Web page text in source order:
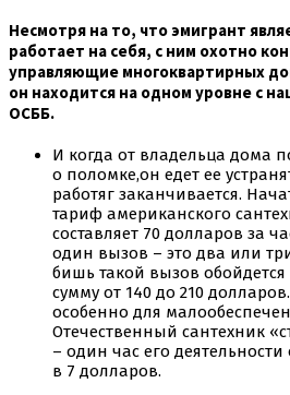
Несмотря на то, что эмигрант
работает на себя, с ним охотно
управляющие многоквартирных
он находится на одном уровне с
ОСББ.
И когда от владельца дома
о поломке,он едет ее
работяг заканчивается.
тариф американского
составляет 70 долларов за
один вызов – это два или
бишь такой вызов
сумму от 140 до 210
особенно для
Отечественный сантехник
– один час его
в 7 долларов.